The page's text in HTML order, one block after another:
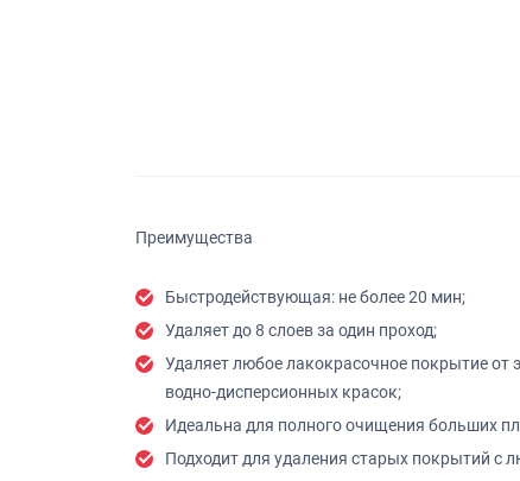
Преимущества
Быстродействующая: не более 20 мин;
Удаляет до 8 слоев за один проход;
Удаляет любое лакокрасочное покрытие от
водно-дисперсионных красок;
Идеальна для полного очищения больших
Подходит для удаления старых покрытий с